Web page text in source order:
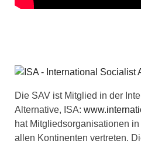
Die SAV ist Mitglied in der
Alternative, ISA:
hat Mitgliedsorganisationen
allen Kontinenten vertreten.